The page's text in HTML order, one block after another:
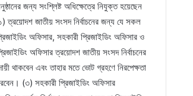
জন্য সংশ্লিষ্ট অধিক্ষেত্রে নিযুক্ত হয়েছেন
ত্রয়োদশ জাতীয় সংসদ নির্বাচনের জন্য যে সকল
অফিসার, সহকারী প্রিজাইডিং অফিসার ও
অফিসার ত্রয়োদশ জাতীয় সংসদ নির্বাচনের
থাকবেন এবং তাহার মতে ভোট গ্রহণে নিরপেক্ষতা
(৩) সহকারী প্রিজাইডিং অফিসার